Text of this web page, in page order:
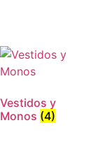
Vestidos y
Monos (4)